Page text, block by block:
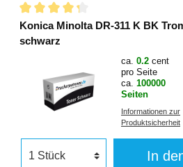
Konica Minolta DR-311 K BK
schwarz
ca. 0.2 cent
pro Seite
ca. 100000
Seiten
Informationen zur
Produktsicherheit
In